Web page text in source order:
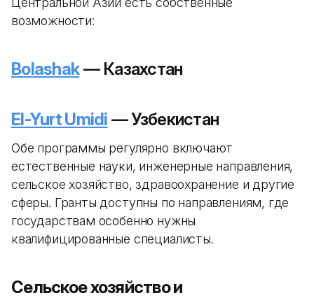
возможности:
Bolashak— Казахстан
El-Yurt Umidi — Узбекистан
Обе программы регулярно включают
естественные науки, инженерные направления,
сельское хозяйство, здравоохранение и другие
сферы. Гранты доступны по направлениям, где
государствам особенно нужны
квалифицированные специалисты.
Сельское хозяйство и